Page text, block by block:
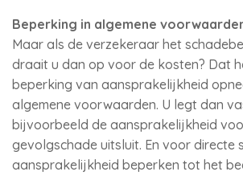
Beperking in algemene
Maar als de verzekeraar het
draait u dan op voor de kosten? Dat
beperking van aansprakelijkheid
algemene voorwaarden. U legt dan
bijvoorbeeld de aansprakelijkheid
gevolgschade uitsluit. En voor directe
aansprakelijkheid beperken tot het